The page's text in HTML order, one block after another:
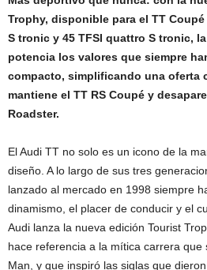
Trophy, disponible para el TT
S tronic y 45 TFSI quattro S tronic,
potencia los valores que siempre
compacto, simplificando una oferta
mantiene el TT RS Coupé y
Roadster.
El Audi TT no solo es un icono de la
diseño. A lo largo de sus tres
lanzado al mercado en 1998 siempre
dinamismo, el placer de conducir y el
Audi lanza la nueva edición Tourist
hace referencia a la mítica carrera que
Man, y que inspiró las siglas que